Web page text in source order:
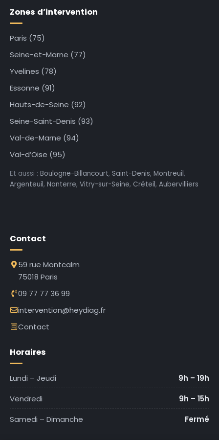
Zones d’intervention
Paris (75)
Seine-et-Marne (77)
Yvelines (78)
Essonne (91)
Hauts-de-Seine (92)
Seine-Saint-Denis (93)
Val-de-Marne (94)
Val-d’Oise (95)
Et aussi : Boulogne-Billancourt, Saint-Denis, Montreuil,
Argenteuil, Nanterre, Vitry-sur-Seine, Créteil, Aubervilliers
Contact
59 rue Montcalm
75018 Paris
09 77 77 36 99
intervention@heydiag.fr
Contact
Horaires
Lundi – Jeudi
9h – 19h
Vendredi
9h – 15h
Samedi – Dimanche
Fermé